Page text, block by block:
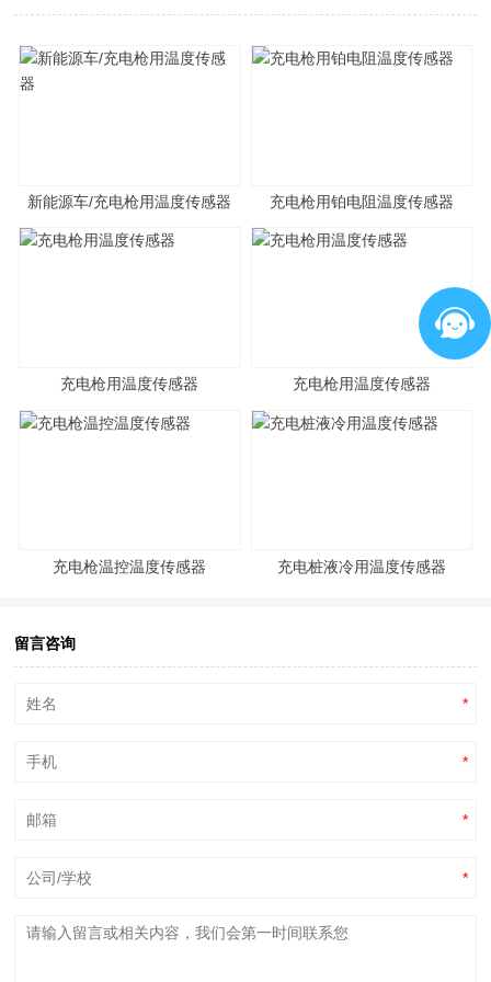
新能源车/充电枪用温度传感器 充电枪用铂电阻温度传感器
充电枪用温度传感器 充电枪用温度传感器
充电枪温控温度传感器 充电桩液冷用温度传感器
留言咨询
*
*
*
*